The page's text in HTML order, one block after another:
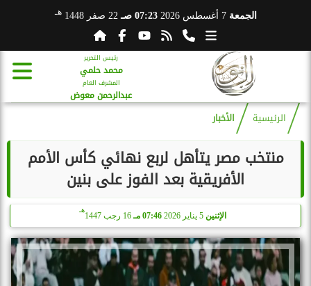
الجمعة 7 أغسطس 2026 07:23 صـ 22 صفر 1448 هـ
رئيس التحرير
محمد حلمي
المشرف العام
عبدالرحمن معوض
الرئيسية الأخبار
منتخب مصر يتأهل لربع نهائي كأس الأمم
الأفريقية بعد الفوز على بنين
الإثنين 07:46 مـ 16 رجب 1447
هـ